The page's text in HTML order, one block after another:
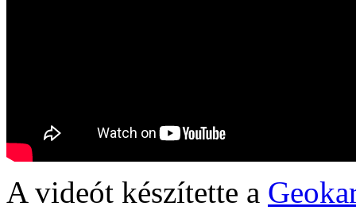
A videót készítette a